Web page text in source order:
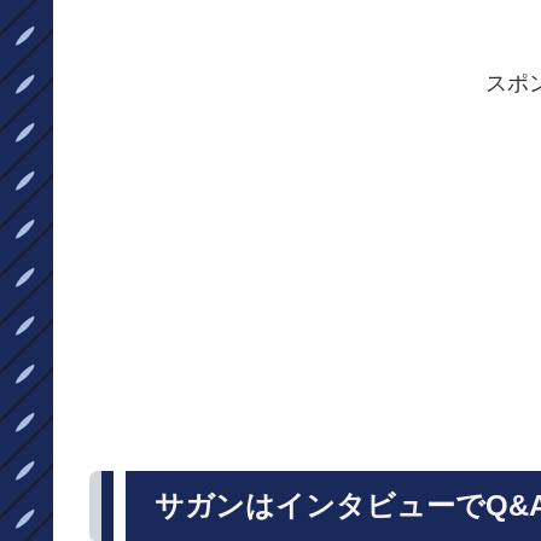
スポ
サガンはインタビューで